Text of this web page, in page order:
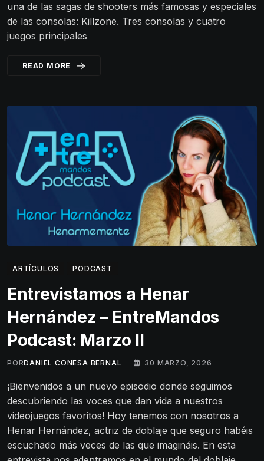
una de las sagas de shooters más famosas y especiales
de las consolas: Killzone. Tres consolas y cuatro
juegos principales
READ MORE
ARTÍCULOS PODCAST
Entrevistamos a Henar
Hernández – EntreMandos
Podcast: Marzo II
PORDANIEL CONESA BERNAL 30 MARZO, 2026
¡Bienvenidos a un nuevo episodio donde seguimos
descubriendo las voces que dan vida a nuestros
videojuegos favoritos! Hoy tenemos con nosotros a
Henar Hernández, actriz de doblaje que seguro habéis
escuchado más veces de las que imagináis. En esta